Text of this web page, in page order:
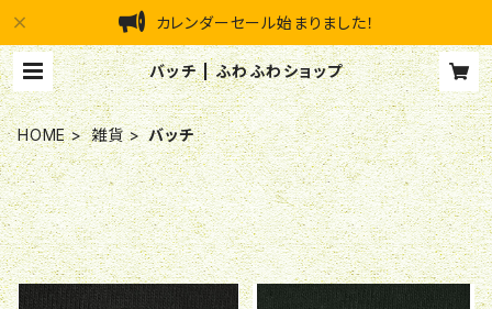
カレンダーセール始まりました！
バッチ | ふわふわショップ
HOME 雑貨 バッチ